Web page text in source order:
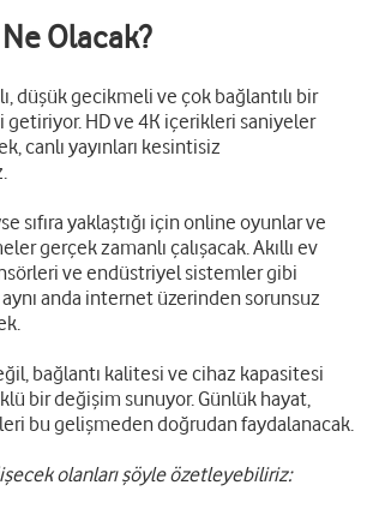
Olacak?
düşük gecikmeli ve çok bağlantılı bir
HD ve 4K içerikleri saniyeler
canlı yayınları kesintisiz
sıfıra yaklaştığı için online oyunlar ve
gerçek zamanlı çalışacak. Akıllı ev
ve endüstriyel sistemler gibi
anda internet üzerinden sorunsuz
bağlantı kalitesi ve cihaz kapasitesi
bir değişim sunuyor. Günlük hayat,
bu gelişmeden doğrudan faydalanacak.
olanları şöyle özetleyebiliriz: